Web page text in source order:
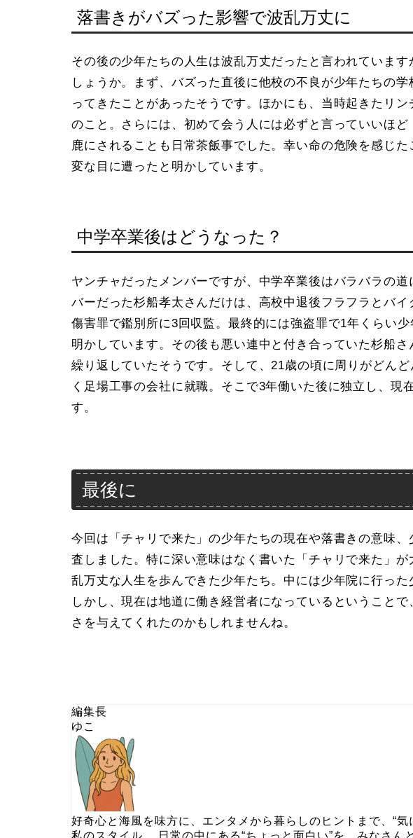
落書きがバズった影響で波乱万丈に
その後の少年たちの人生は波乱万丈だったと言われていま
しょうか。まず、バズった直後に他校の不良が少年たちの
ってきたことがあったそうです。ほかにも、当時起きたリ
のこと。さらには、初めて会う人には必ずと言っていいほ
鹿にされることも日常茶飯事でした。幸い命の危険を感じ
変な目に遭ったと明かしています。
中学卒業後はどうなった？
ヤンチャだったメンバーですが、中学卒業後はバラバラの
バーだった杉船孝太さんだけは、高校中退後フラフラとバ
傷害罪で鑑別所に3回収監。最終的には強盗罪で1年くらい
明かしています。その後も悪い連中と付き合っていた杉船
繰り返していたそうです。そして、21歳の頃に周りがどん
く足場工事の会社に就職。そこで3年働いた後に独立し、現
す。
最後に
今回は「チャリで来た」の少年たちの現在や落書きの意味
査しました。特に深い意味はなく書いた「チャリで来た」
乱万丈な人生を歩んできた少年たち。中には少年院に行った
しかし、現在は地道に働き経営者になっているということ
さを与えてくれたのかもしれませんね。
編集長
ゆこ
好奇心と海風を味方に、エンタメから暮らしのヒントまで、“
私のスタイル。 日常の中にある“ちょっと面白い”を、みなさん